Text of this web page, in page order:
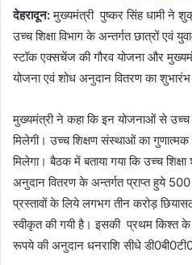
देहरादून:मुख्यमंत्री पुष्कर सिंह धामी ने
उच्च शिक्षा विभाग के अन्तर्गत छात्रों
स्टॉक एक्सचेंज की गौरव योजना और
योजना एवं शोध अनुदान वितरण का शुभारंभ
मुख्यमंत्री ने कहा कि इन योजनाओं से उच्च
मिलेगी। उच्च शिक्षण संस्थाओं का गुणात्मक
मिलेगा। बैठक में बताया गया कि उच्च
अनुदान वितरण के अन्तर्गत प्राप्त हुये
प्रस्तावों के लिये लगभग तीन करोड़
स्वीकृत की गयी है। इसकी प्रथम किश्त
रूपये की अनुदान धनराशि सीधे